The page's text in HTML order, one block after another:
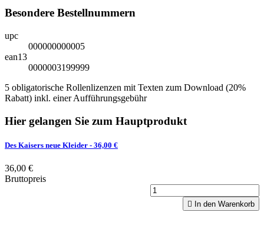
Besondere Bestellnummern
upc
000000000005
ean13
0000003199999
5 obligatorische Rollenlizenzen mit Texten zum Download (20%
Rabatt) inkl. einer Aufführungsgebühr
Hier gelangen Sie zum Hauptprodukt
Des Kaisers neue Kleider - 36,00 €
36,00 €
Bruttopreis
 In den Warenkorb